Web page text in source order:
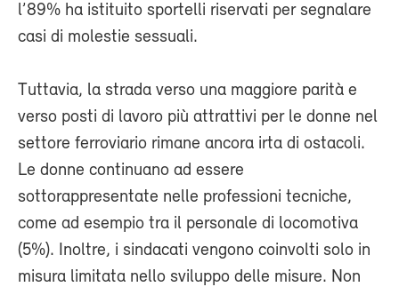
l’89% ha istituito sportelli riservati per segnalare
casi di molestie sessuali.
Tuttavia, la strada verso una maggiore parità e
verso posti di lavoro più attrattivi per le donne nel
settore ferroviario rimane ancora irta di ostacoli.
Le donne continuano ad essere
sottorappresentate nelle professioni tecniche,
come ad esempio tra il personale di locomotiva
(5%). Inoltre, i sindacati vengono coinvolti solo in
misura limitata nello sviluppo delle misure. Non